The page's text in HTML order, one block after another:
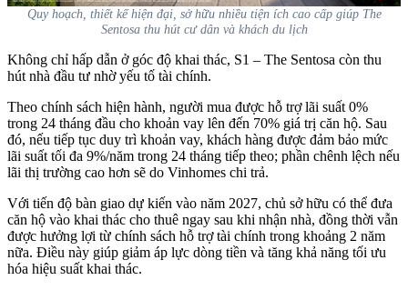
Quy hoạch, thiết kế hiện đại, sở hữu nhiều tiện ích cao cấp giúp The
Sentosa thu hút cư dân và khách du lịch
Không chỉ hấp dẫn ở góc độ khai thác, S1 – The Sentosa còn thu
hút nhà đầu tư nhờ yếu tố tài chính.
Theo chính sách hiện hành, người mua được hỗ trợ lãi suất 0%
trong 24 tháng đầu cho khoản vay lên đến 70% giá trị căn hộ. Sau
đó, nếu tiếp tục duy trì khoản vay, khách hàng được đảm bảo mức
lãi suất tối đa 9%/năm trong 24 tháng tiếp theo; phần chênh lệch nếu
lãi thị trường cao hơn sẽ do Vinhomes chi trả.
Với tiến độ bàn giao dự kiến vào năm 2027, chủ sở hữu có thể đưa
căn hộ vào khai thác cho thuê ngay sau khi nhận nhà, đồng thời vẫn
được hưởng lợi từ chính sách hỗ trợ tài chính trong khoảng 2 năm
nữa. Điều này giúp giảm áp lực dòng tiền và tăng khả năng tối ưu
hóa hiệu suất khai thác.